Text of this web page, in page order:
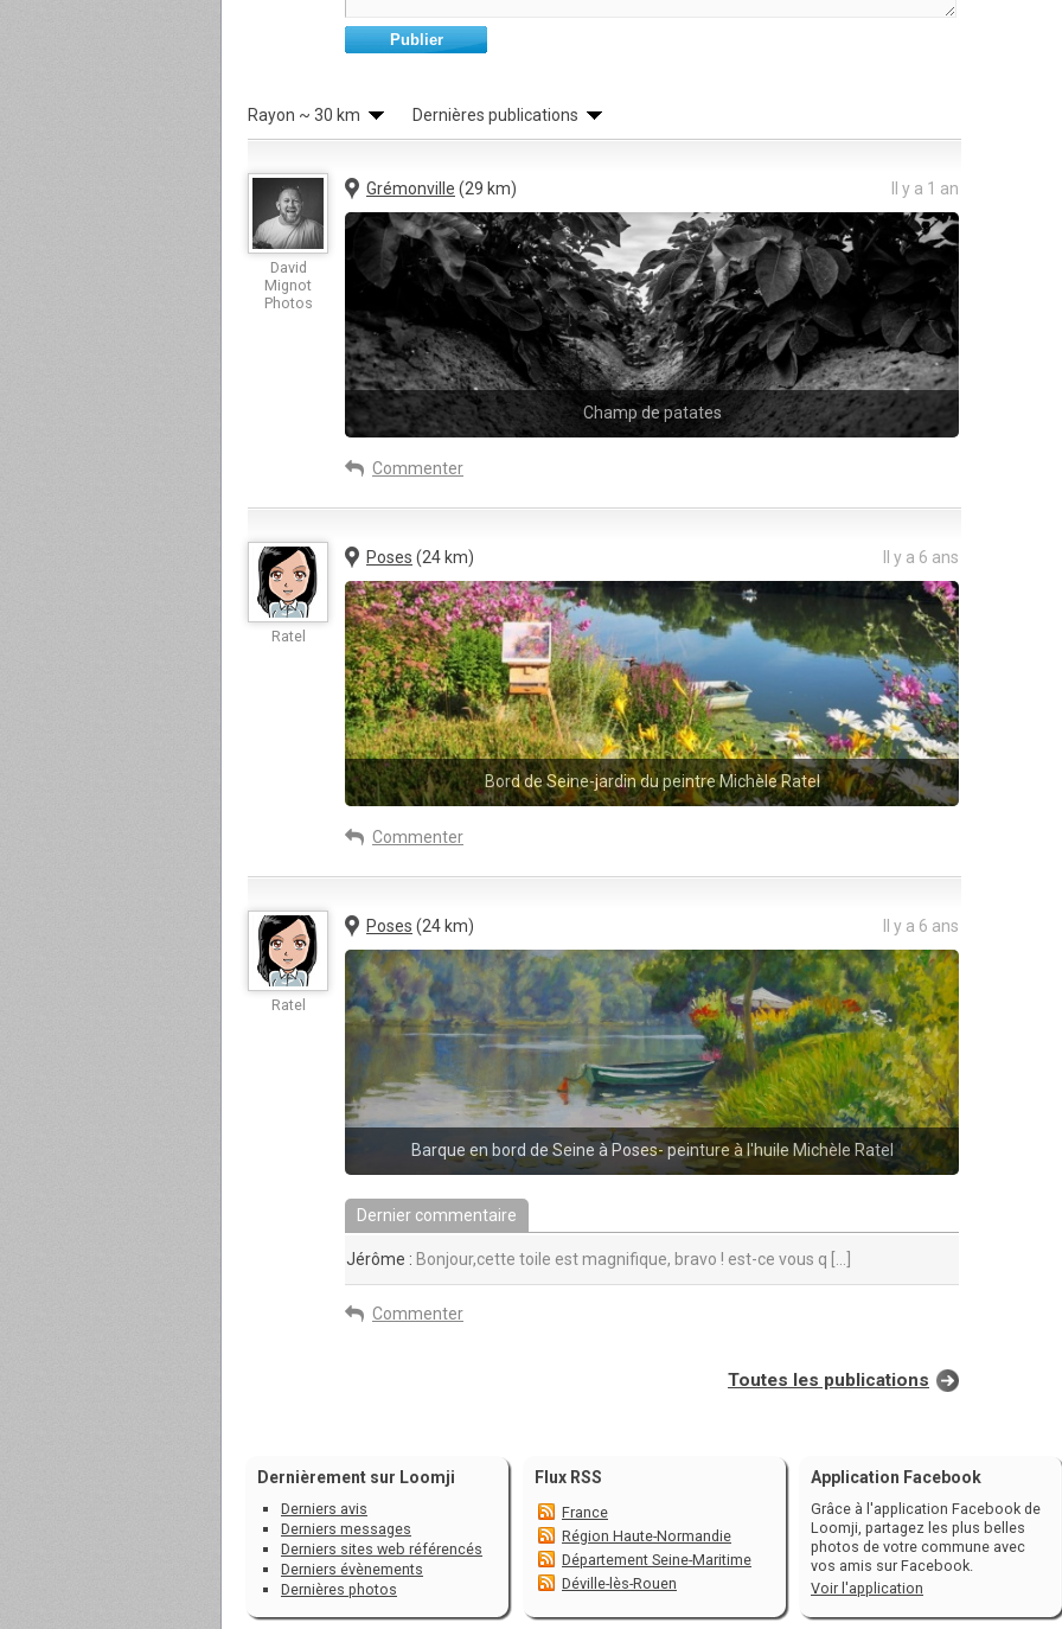
Publier
Rayon ~ 30 km Dernières publications
David
Mignot
Photos
Il y a 1 an
Grémonville (29 km)
Champ de patates
Commenter
Ratel
Il y a 6 ans
Poses (24 km)
Bord de Seine-jardin du peintre Michèle Ratel
Commenter
Ratel
Il y a 6 ans
Poses (24 km)
Barque en bord de Seine à Poses- peinture à l'huile Michèle Ratel
Dernier commentaire
Jérôme : Bonjour,cette toile est magnifique, bravo ! est-ce vous q
Commenter
Toutes les publications
Dernièrement sur Loomji
Derniers avis
Derniers messages
Derniers sites web référencés
Derniers évènements
Dernières photos
Flux RSS
France
Région Haute-Normandie
Département Seine-Maritime
Déville-lès-Rouen
Application Facebook
Grâce à l'application Facebook de
Loomji, partagez les plus belles
photos de votre commune avec
vos amis sur Facebook.
Voir l'application